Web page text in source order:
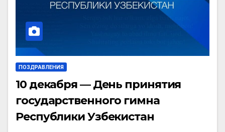
ПОЗДРАВЛЕНИЯ
10 декабря — День принятия
государственного гимна
Республики Узбекистан